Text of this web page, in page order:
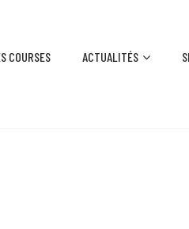
COURSES ACTUALITÉS